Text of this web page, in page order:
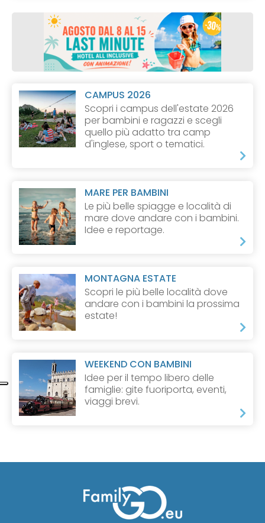
CAMPUS 2026
Scopri i campus dell'estate 2026
per bambini e ragazzi e scegli
quello più adatto tra camp
d'inglese, sport o tematici.
MARE PER BAMBINI
Le più belle spiagge e località di
mare dove andare con i bambini.
Idee e reportage.
MONTAGNA ESTATE
Scopri le più belle località dove
andare con i bambini la prossima
estate!
WEEKEND CON BAMBINI
Idee per il tempo libero delle
famiglie: gite fuoriporta, eventi,
viaggi brevi.